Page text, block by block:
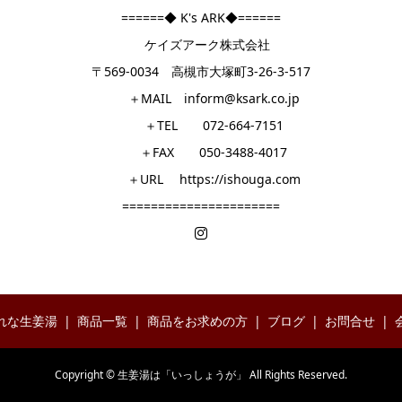
======◆ K's ARK◆======
ケイズアーク株式会社
〒569-0034 高槻市大塚町3-26-3-517
＋MAIL inform@ksark.co.jp
＋TEL 072-664-7151
＋FAX 050-3488-4017
＋URL https://ishouga.com
======================
な生姜湯 商品一覧 商品をお求めの方 ブログ お問合せ
Copyright © 生姜湯は「いっしょうが」 All Rights Reserved.